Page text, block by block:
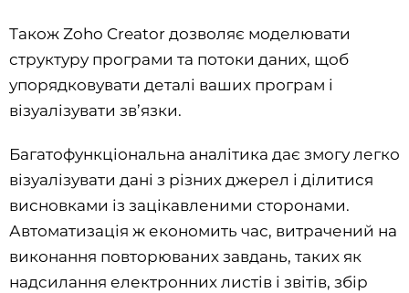
Також Zoho Creator дозволяє моделювати
структуру програми та потоки даних, щоб
упорядковувати деталі ваших програм і
візуалізувати зв’язки.
Багатофункціональна аналітика дає змогу легко
візуалізувати дані з різних джерел і ділитися
висновками із зацікавленими сторонами.
Автоматизація ж економить час, витрачений на
виконання повторюваних завдань, таких як
надсилання електронних листів і звітів, збір